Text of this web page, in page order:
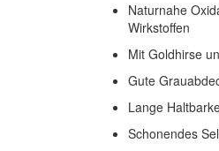
Naturnahe
Wirkstoffen
Mit Goldhirse
Gute
Lange
Schonendes